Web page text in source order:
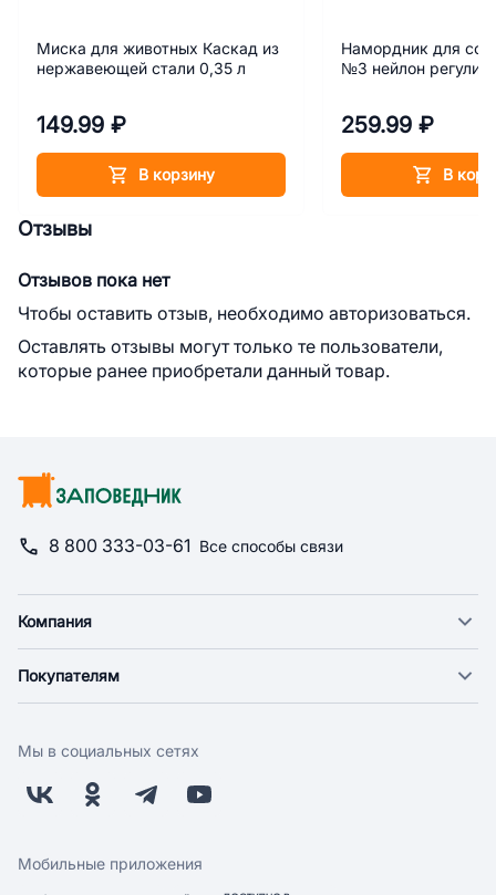
Миска для животных Каскад из
нержавеющей стали 0,35 л
149.99 ₽
В корзину
Намордник для
№3 нейлон
259.99 ₽
В
Отзывы
Отзывов пока нет
Чтобы оставить отзыв, необходимо авторизоваться.
Оставлять отзывы могут только те пользователи,
которые ранее приобретали данный товар.
8 800 333-03-61 Все способы связи
Компания
Новости
Поставщикам
Заводчикам
Обратная связь
Покупателям
Оплата
Бонусная программа
Скидки и акции
Мы в социальных сетях
Мобильные приложения